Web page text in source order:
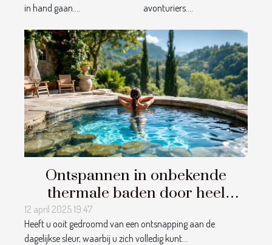
in hand gaan....
avonturiers....
Ontspannen in onbekende
thermale baden door heel
Europa geheime hotspots voor
wellnessliefhebbers
12 april 2025 19:47
Heeft u ooit gedroomd van een ontsnapping aan de
dagelijkse sleur, waarbij u zich volledig kunt...